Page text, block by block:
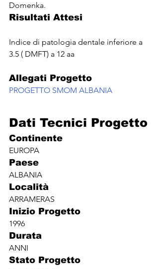
Domenka.
Risultati Attesi
Indice di patologia dentale inferiore a
3.5 ( DMFT) a 12 aa
Allegati Progetto
PROGETTO SMOM ALBANIA
Dati Tecnici Progetto
Continente
EUROPA
Paese
ALBANIA
Località
ARRAMERAS
Inizio Progetto
1996
Durata
ANNI
Stato Progetto